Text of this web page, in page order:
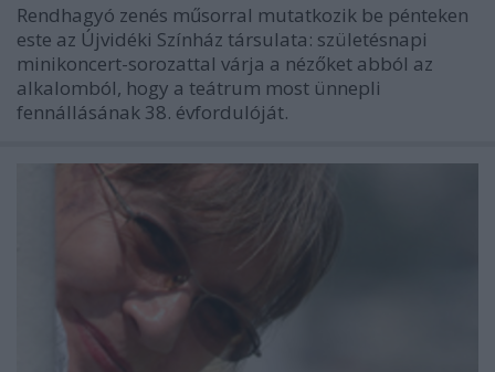
Rendhagyó zenés műsorral mutatkozik be pénteken
este az Újvidéki Színház társulata: születésnapi
minikoncert-sorozattal várja a nézőket abból az
alkalomból, hogy a teátrum most ünnepli
fennállásának 38. évfordulóját.